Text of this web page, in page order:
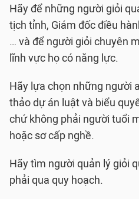
Hãy để những người giỏi
tịch tỉnh, Giám đốc điều
… và để người giỏi chuyên
lĩnh vực họ có năng lực.
Hãy lựa chọn những người
thảo dự án luật và biểu
chứ không phải người tuổi
hoặc sơ cấp nghề.
Hãy tìm người quản lý giỏi
phải qua quy hoạch.